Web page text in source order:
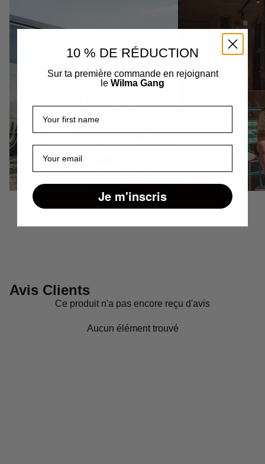
Avis Clients
Ce produit n'a pas encore reçu d'avis
Aucun élément trouvé
10 % DE RÉDUCTION
Sur ta première commande en rejoignant
le Wilma Gang
Je m'inscris